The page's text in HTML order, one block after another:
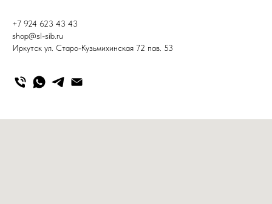
+7 924 623 43 43
shop@sl-sib.ru
Иркутск ул. Старо-Кузьмихинская 72 пав. 53